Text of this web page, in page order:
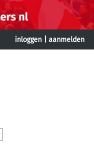
inloggen aanmelden